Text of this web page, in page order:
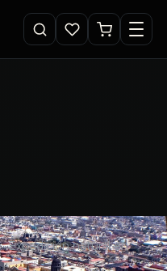
· Expedición natural en